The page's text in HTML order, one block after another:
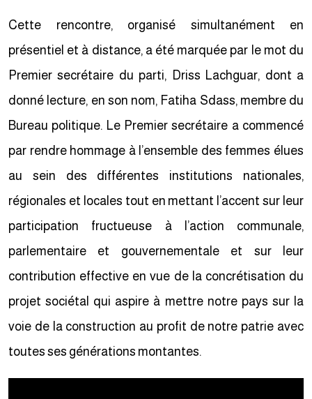
Cette rencontre, organisé simultanément en
présentiel et à distance, a été marquée par le mot du
Premier secrétaire du parti, Driss Lachguar, dont a
donné lecture, en son nom, Fatiha Sdass, membre du
Bureau politique. Le Premier secrétaire a commencé
par rendre hommage à l’ensemble des femmes élues
au sein des différentes institutions nationales,
régionales et locales tout en mettant l’accent sur leur
participation fructueuse à l’action communale,
parlementaire et gouvernementale et sur leur
contribution effective en vue de la concrétisation du
projet sociétal qui aspire à mettre notre pays sur la
voie de la construction au profit de notre patrie avec
toutes ses générations montantes.